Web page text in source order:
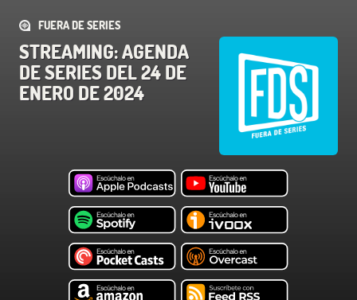
FUERA DE SERIES
STREAMING: AGENDA
DE SERIES DEL 24 DE
ENERO DE 2024